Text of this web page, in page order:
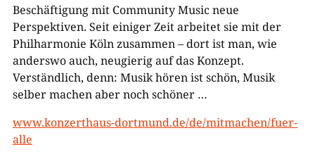
Beschäftigung mit Community Music neue
Perspektiven. Seit einiger Zeit arbeitet sie mit der
Philharmonie Köln zusammen – dort ist man, wie
anderswo auch, neugierig auf das Konzept.
Verständlich, denn: Musik hören ist schön, Musik
selber machen aber noch schöner …
www.konzerthaus-dortmund.de/de/mitmachen/fuer-
alle